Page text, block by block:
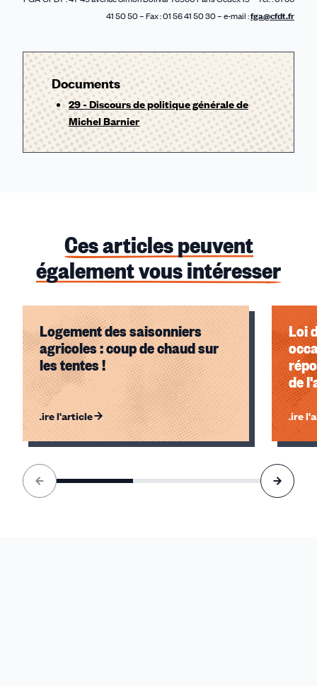
41 50 50 – Fax : 01 56 41 50 30 – e-mail :fga@cfdt.fr
Documents
29 - Discours de politique générale de
Michel Barnier
Ces articles peuvent
également vous intéresser
Logement des saisonniers
agricoles : coup de chaud sur
les tentes !
Lire l'article
Loi
de
Lire